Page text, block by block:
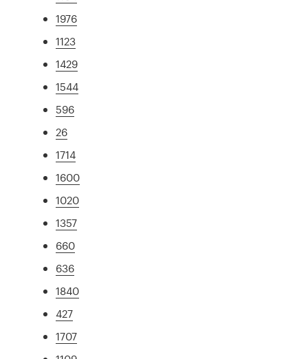
1976
1123
1429
1544
596
26
1714
1600
1020
1357
660
636
1840
427
1707